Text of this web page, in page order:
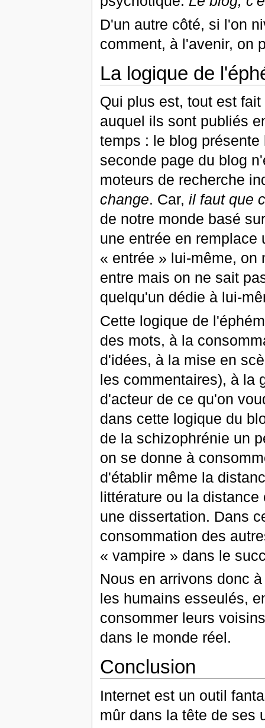
D'un autre côté, si l'on
comment, à l'avenir, on
La logique de
Qui plus est, tout est
auquel ils sont publiés
temps : le blog
seconde page du blog
moteurs de recherche
change. Car, il faut que
de notre monde basé
une entrée en remplace
« entrée » lui-même, on
entre mais on ne sait
quelqu'un dédie à lui-
Cette logique de
des mots, à la
d'idées, à la mise en
les commentaires), à la
d'acteur de ce qu'on
dans cette logique du
de la schizophrénie un
on se donne à
d'établir même la
littérature ou la
une dissertation. Dans
consommation des
« vampire » dans le
Nous en arrivons donc
les humains esseulés,
consommer leurs
dans le monde réel.
Conclusion
Internet est un outil
mûr dans la tête de ses